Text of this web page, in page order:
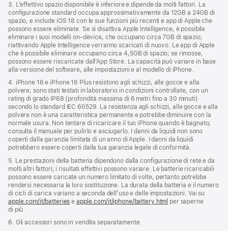
3. L’effettivo spazio disponibile è inferiore e dipende da molti fattori. La
configurazione standard occupa approssimativamente da 12GB a 24GB di
spazio, e include iOS 18 con le sue funzioni più recenti e app di Apple che
possono essere eliminate. Se si disattiva Apple Intelligence, è possibile
eliminare i suoi modelli on‑device, che occupano circa 7GB di spazio;
riattivando Apple Intelligence verranno scaricati di nuovo. Le app di Apple
che è possibile eliminare occupano circa 4,5GB di spazio; se rimosse,
possono essere riscaricate dall’App Store. La capacità può variare in base
alla versione del software, alle impostazioni e al modello di iPhone.
4. iPhone 16 e iPhone 16 Plus resistono agli schizzi, alle gocce e alla
polvere; sono stati testati in laboratorio in condizioni controllate, con un
rating di grado IP68 (profondità massima di 6 metri fino a 30 minuti)
secondo lo standard IEC 60529. La resistenza agli schizzi, alle gocce e alla
polvere non è una caratteristica permanente e potrebbe diminuire con la
normale usura. Non tentare di ricaricare il tuo iPhone quando è bagnato;
consulta il manuale per pulirlo e asciugarlo. I danni da liquidi non sono
coperti dalla garanzia limitata di un anno di Apple. I danni da liquidi
potrebbero essere coperti dalla tua garanzia legale di conformità.
5. Le prestazioni della batteria dipendono dalla configurazione di rete e da
molti altri fattori; i risultati effettivi possono variare. Le batterie ricaricabili
possono essere caricate un numero limitato di volte, pertanto potrebbe
rendersi necessaria la loro sostituzione. La durata della batteria e il numero
di cicli di carica variano a seconda dell’uso e delle impostazioni. Vai su
apple.com/it/batteries eapple.com/it/iphone/battery.html per saperne
di più.
6. Gli accessori sono in vendita separatamente.